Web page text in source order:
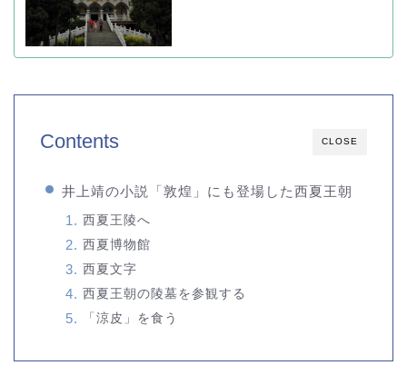
CLOSE
Contents
井上靖の小説「敦煌」にも登場した西夏王朝
西夏王陵へ
西夏博物館
西夏文字
西夏王朝の陵墓を参観する
「涼皮」を食う